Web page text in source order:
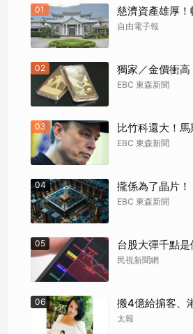
01 慈濟資產雄厚
自由電子報
02 獨家／金價衝
EBC 東森新聞
03 比竹科還大！
EBC 東森新聞
04 攏係為了晶片
EBC 東森新聞
05 台股大彈千點
民視新聞網
06 搬4億給掮客、
太報